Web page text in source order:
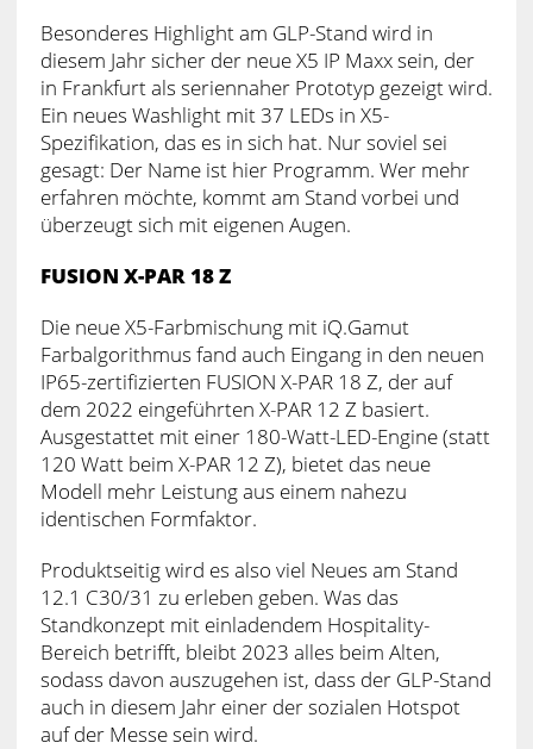
Besonderes Highlight am GLP-Stand wird in
diesem Jahr sicher der neue X5 IP Maxx sein, der
in Frankfurt als seriennaher Prototyp gezeigt wird.
Ein neues Washlight mit 37 LEDs in X5-
Spezifikation, das es in sich hat. Nur soviel sei
gesagt: Der Name ist hier Programm. Wer mehr
erfahren möchte, kommt am Stand vorbei und
überzeugt sich mit eigenen Augen.
FUSION X-PAR 18 Z
Die neue X5-Farbmischung mit iQ.Gamut
Farbalgorithmus fand auch Eingang in den neuen
IP65-zertifizierten FUSION X-PAR 18 Z, der auf
dem 2022 eingeführten X-PAR 12 Z basiert.
Ausgestattet mit einer 180-Watt-LED-Engine (statt
120 Watt beim X-PAR 12 Z), bietet das neue
Modell mehr Leistung aus einem nahezu
identischen Formfaktor.
Produktseitig wird es also viel Neues am Stand
12.1 C30/31 zu erleben geben. Was das
Standkonzept mit einladendem Hospitality-
Bereich betrifft, bleibt 2023 alles beim Alten,
sodass davon auszugehen ist, dass der GLP-Stand
auch in diesem Jahr einer der sozialen Hotspot
auf der Messe sein wird.